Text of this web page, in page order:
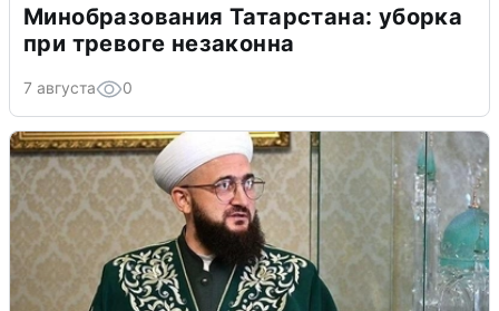
Минобразования Татарстана: уборка
при тревоге незаконна
7 августа 0